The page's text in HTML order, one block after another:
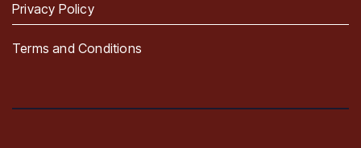
Privacy Policy
Terms and Conditions